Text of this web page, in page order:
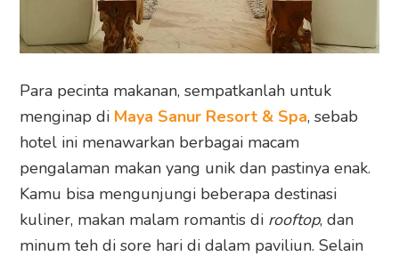
Para pecinta makanan, sempatkanlah untuk
menginap di Maya Sanur Resort & Spa, sebab
hotel ini menawarkan berbagai macam
pengalaman makan yang unik dan pastinya enak.
Kamu bisa mengunjungi beberapa destinasi
kuliner, makan malam romantis di rooftop, dan
minum teh di sore hari di dalam paviliun. Selain